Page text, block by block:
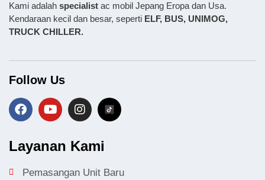
Kami adalah specialist ac mobil Jepang Eropa dan Usa.
Kendaraan kecil dan besar, seperti ELF, BUS, UNIMOG,
TRUCK CHILLER.
Follow Us
Layanan Kami
Pemasangan Unit Baru